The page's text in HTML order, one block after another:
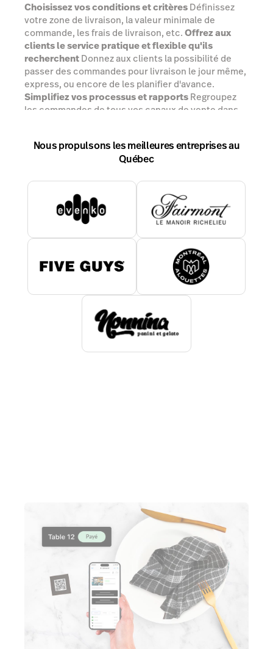
Choisissez vos conditions et critèresDéfinissez
votre zone de livraison, la valeur minimale de
commande, les frais de livraison, etc.Offrez aux
clients le service pratique et flexible qu'ils
recherchentDonnez aux clients la possibilité de
passer des commandes pour livraison le jour même,
express, ou encore de les planifier d'avance.
Simplifiez vos processus et rapportsRegroupez
les commandes de tous vos canaux de vente dans
Parler à un expert
Nous propulsons les meilleures entreprises au
Québec